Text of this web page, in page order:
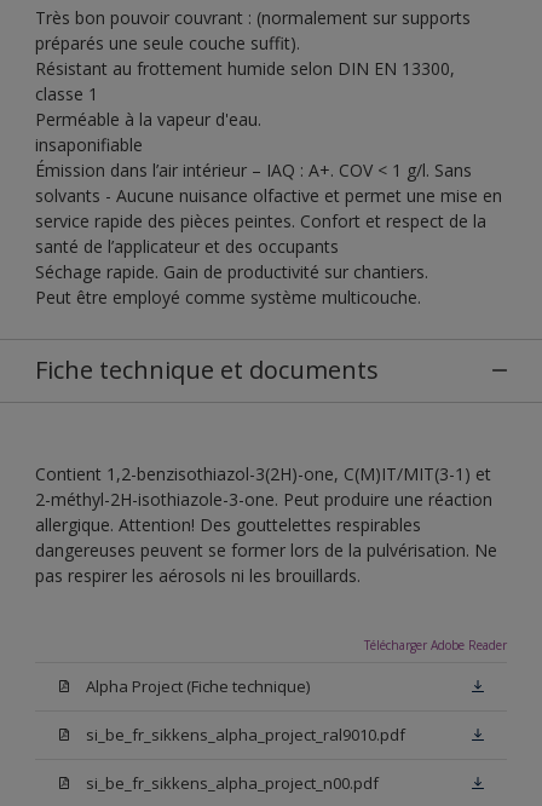
Très bon pouvoir couvrant : (normalement sur supports
préparés une seule couche suffit).
Résistant au frottement humide selon DIN EN 13300,
classe 1
Perméable à la vapeur d'eau.
insaponifiable
Émission dans l’air intérieur – IAQ : A+. COV < 1 g/l. Sans
solvants - Aucune nuisance olfactive et permet une mise en
service rapide des pièces peintes. Confort et respect de la
santé de l’applicateur et des occupants
Séchage rapide. Gain de productivité sur chantiers.
Peut être employé comme système multicouche.
Fiche technique et documents
Contient 1,2-benzisothiazol-3(2H)-one, C(M)IT/MIT(3-1) et
2-méthyl-2H-isothiazole-3-one. Peut produire une réaction
allergique. Attention! Des gouttelettes respirables
dangereuses peuvent se former lors de la pulvérisation. Ne
pas respirer les aérosols ni les brouillards.
Télécharger Adobe Reader
Alpha Project (Fiche technique)
si_be_fr_sikkens_alpha_project_ral9010.pdf
si_be_fr_sikkens_alpha_project_n00.pdf